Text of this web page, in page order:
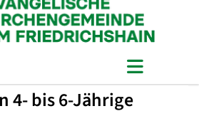
4- bis 6-Jährige